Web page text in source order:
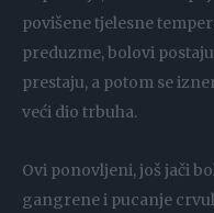
povišene tjelesne
preduzme, bolovi
prestaju, a potom se
veći dio trbuha.
Ovi ponovljeni, još jači
gangrene i pucanje